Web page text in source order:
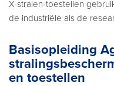
X-stralen-toestellen
de industriële als de
Basisopleiding
en toestellen